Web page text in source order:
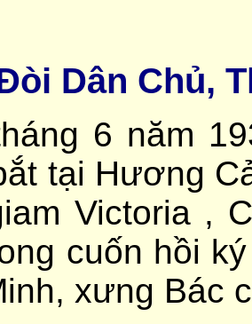
Dân Chủ,
6 năm
tại Hương
Victoria ,
cuốn hồi
xưng Bác